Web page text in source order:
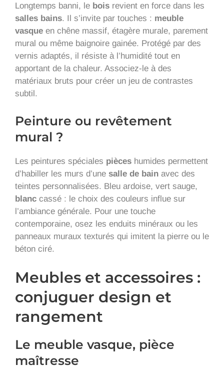
Longtemps banni, le bois revient en force dans les
salles bains. Il s’invite par touches : meuble
vasque en chêne massif, étagère murale, parement
mural ou même baignoire gainée. Protégé par des
vernis adaptés, il résiste à l’humidité tout en
apportant de la chaleur. Associez-le à des
matériaux bruts pour créer un jeu de contrastes
subtil.
Peinture ou revêtement
mural ?
Les peintures spéciales pièces humides permettent
d’habiller les murs d’une salle de bain avec des
teintes personnalisées. Bleu ardoise, vert sauge,
blanc cassé : le choix des couleurs influe sur
l’ambiance générale. Pour une touche
contemporaine, osez les enduits minéraux ou les
panneaux muraux texturés qui imitent la pierre ou le
béton ciré.
Meubles et accessoires :
conjuguer design et
rangement
Le meuble vasque, pièce
maîtresse